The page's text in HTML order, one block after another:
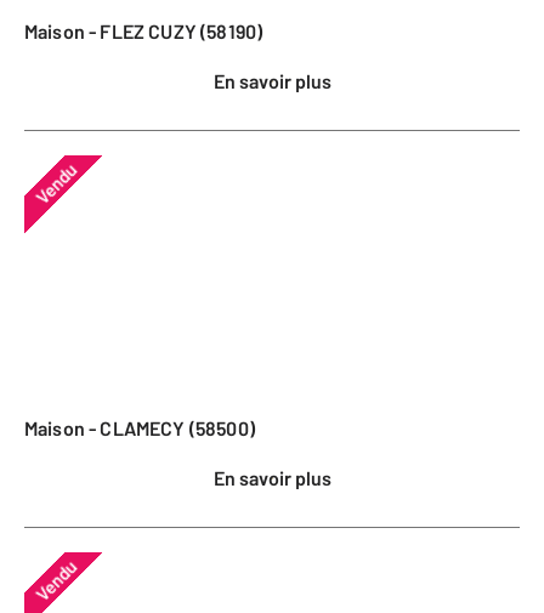
Maison - FLEZ CUZY (58190)
En savoir plus
Vendu
Maison - CLAMECY (58500)
En savoir plus
Vendu